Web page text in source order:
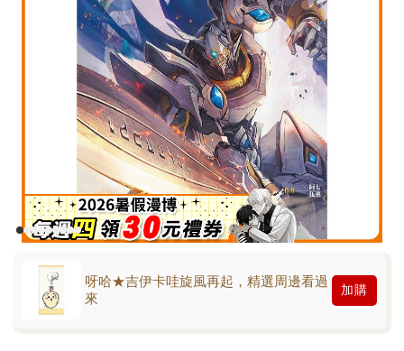
呀哈★吉伊卡哇旋風再起，精選周邊看過
來
加購